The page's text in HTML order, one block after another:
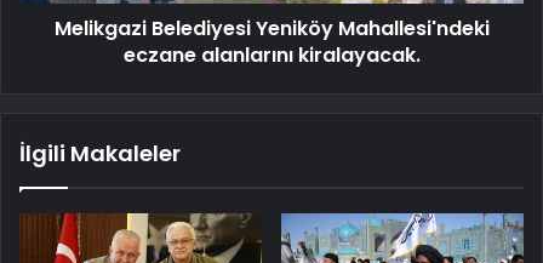
Melikgazi Belediyesi Yeniköy Mahallesi'ndeki
eczane alanlarını kiralayacak.
İlgili Makaleler